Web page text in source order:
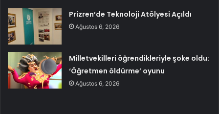
Prizren’de Teknoloji Atölyesi Açıldı
Ağustos 6, 2026
Milletvekilleri öğrendikleriyle şoke oldu:
‘Öğretmen öldürme’ oyunu
Ağustos 6, 2026